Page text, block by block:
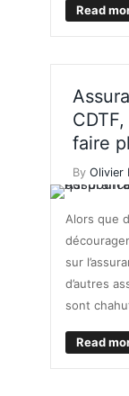
Read
faire
By Olivier
Alors que
sur
d’autres
sont
Read